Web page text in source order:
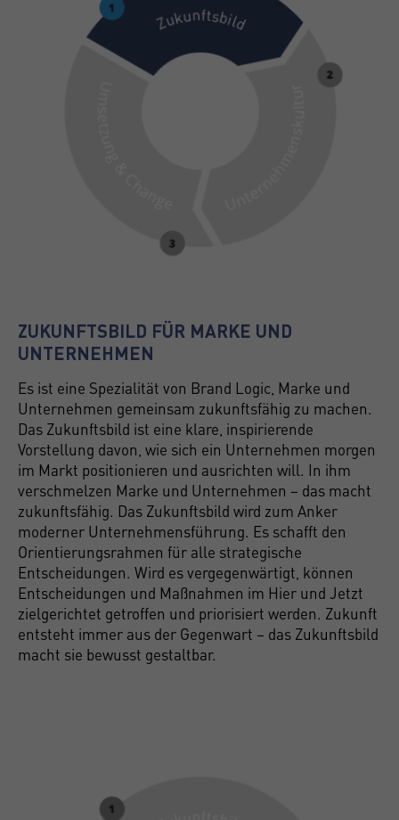
ZUKUNFTSBILD FÜR MARKE UND
UNTERNEHMEN
Es ist eine Spezialität von Brand Logic, Marke und
Unternehmen gemeinsam zukunftsfähig zu machen.
Das Zukunftsbild ist eine klare, inspirierende
Vorstellung davon, wie sich ein Unternehmen morgen
im Markt positionieren und ausrichten will. In ihm
verschmelzen Marke und Unternehmen – das macht
zukunftsfähig. Das Zukunftsbild wird zum Anker
moderner Unternehmensführung. Es schafft den
Orientierungsrahmen für alle strategische
Entscheidungen. Wird es vergegenwärtigt, können
Entscheidungen und Maßnahmen im Hier und Jetzt
zielgerichtet getroffen und priorisiert werden. Zukunft
entsteht immer aus der Gegenwart – das Zukunftsbild
macht sie bewusst gestaltbar.